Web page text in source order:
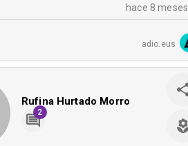
hace 8 meses
adio.eus
Rufina Hurtado Morro
2